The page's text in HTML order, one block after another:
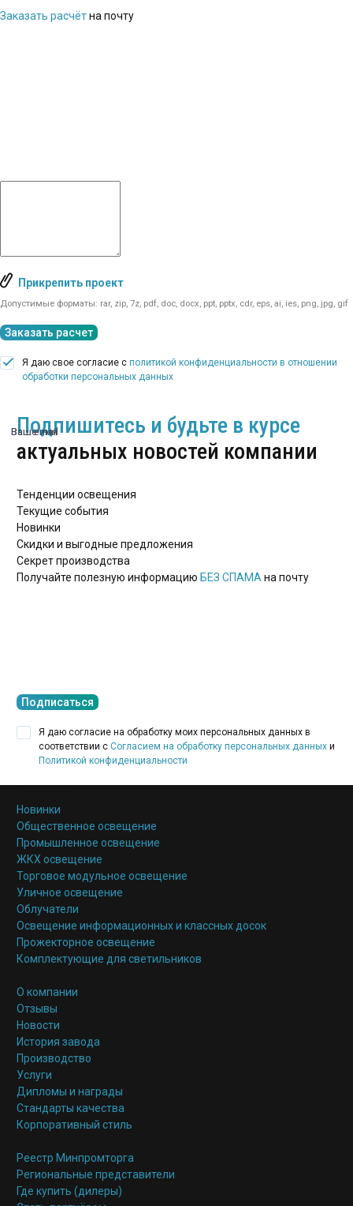
Заказать расчётна почту
Прикрепить проект
Допустимые форматы: rar, zip, 7z, pdf, doc, docx, ppt, pptx, cdr, eps, ai, ies, png, jpg, gif
Заказать расчет
Я даю свое согласие с политикой конфиденциальности в отношении
обработки персональных данных
Подпишитесь и будьте в курсе
актуальных новостей компании
Тенденции освещения
Текущие события
Новинки
Скидки и выгодные предложения
Секрет производства
Получайте полезную информацию БЕЗ СПАМА на почту
Ваше имя
Ваш email
Подписаться
Я даю согласие на обработку моих персональных данных в
соответствии с Согласием на обработку персональных данных и
Политикой конфиденциальности
Новинки
Общественное освещение
Промышленное освещение
ЖКХ освещение
Торговое модульное освещение
Уличное освещение
Облучатели
Освещение информационных и классных досок
Прожекторное освещение
Комплектующие для светильников
О компании
Отзывы
Новости
История завода
Производство
Услуги
Дипломы и награды
Стандарты качества
Корпоративный стиль
Реестр Минпромторга
Региональные представители
Где купить (дилеры)